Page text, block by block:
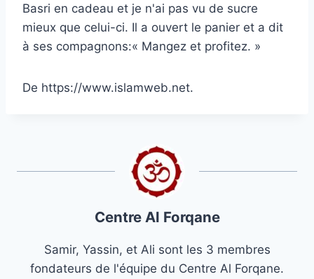
Basri en cadeau et je n'ai pas vu de sucre
mieux que celui-ci. Il a ouvert le panier et a dit
à ses compagnons:« Mangez et profitez. »
De https://www.islamweb.net.
Centre Al Forqane
Samir, Yassin, et Ali sont les 3 membres
fondateurs de l'équipe du Centre Al Forqane.